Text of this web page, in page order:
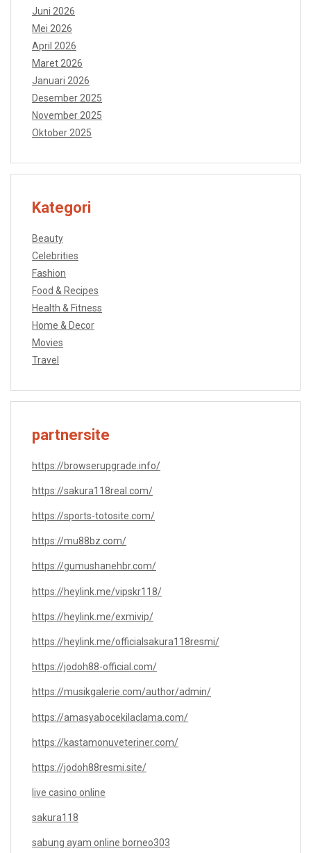
Juni 2026
Mei 2026
April 2026
Maret 2026
Januari 2026
Desember 2025
November 2025
Oktober 2025
Kategori
Beauty
Celebrities
Fashion
Food & Recipes
Health & Fitness
Home & Decor
Movies
Travel
partnersite
https://browserupgrade.info/
https://sakura118real.com/
https://sports-totosite.com/
https://mu88bz.com/
https://gumushanehbr.com/
https://heylink.me/vipskr118/
https://heylink.me/exmivip/
https://heylink.me/officialsakura118resmi/
https://jodoh88-official.com/
https://musikgalerie.com/author/admin/
https://amasyabocekilaclama.com/
https://kastamonuveteriner.com/
https://jodoh88resmi.site/
live casino online
sakura118
sabung ayam online borneo303